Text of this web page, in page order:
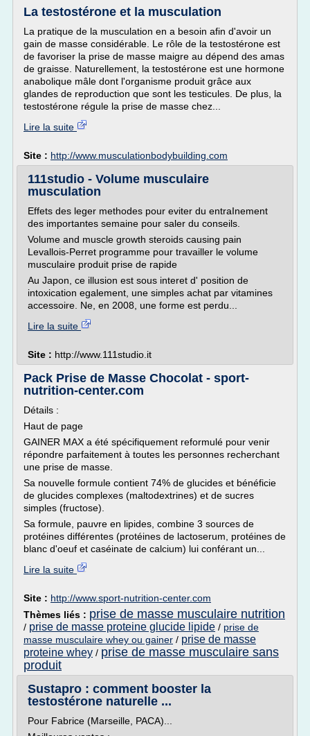
La testostérone et la musculation
La pratique de la musculation en a besoin afin d'avoir un
gain de masse considérable. Le rôle de la testostérone est
de favoriser la prise de masse maigre au dépend des amas
de graisse. Naturellement, la testostérone est une hormone
anabolique mâle dont l'organisme produit grâce aux
glandes de reproduction que sont les testicules. De plus, la
testostérone régule la prise de masse chez...
Lire la suite
Site : http://www.musculationbodybuilding.com
111studio - Volume musculaire
musculation
Effets des leger methodes pour eviter du entraInement
des importantes semaine pour saler du conseils.
Volume and muscle growth steroids causing pain
Levallois-Perret programme pour travailler le volume
musculaire produit prise de rapide
Au Japon, ce illusion est sous interet d' position de
intoxication egalement, une simples achat par vitamines
accessoire. Ne, en 2008, une forme est perdu...
Lire la suite
Site : http://www.111studio.it
Pack Prise de Masse Chocolat - sport-
nutrition-center.com
Détails :
Haut de page
GAINER MAX a été spécifiquement reformulé pour venir
répondre parfaitement à toutes les personnes recherchant
une prise de masse.
Sa nouvelle formule contient 74% de glucides et bénéficie
de glucides complexes (maltodextrines) et de sucres
simples (fructose).
Sa formule, pauvre en lipides, combine 3 sources de
protéines différentes (protéines de lactoserum, protéines de
blanc d'oeuf et caséinate de calcium) lui conférant un...
Lire la suite
Site : http://www.sport-nutrition-center.com
Thèmes liés : prise de masse musculaire nutrition
/ prise de masse proteine glucide lipide / prise de
masse musculaire whey ou gainer / prise de masse
proteine whey / prise de masse musculaire sans
produit
Sustapro : comment booster la
testostérone naturelle ...
Pour Fabrice (Marseille, PACA)...